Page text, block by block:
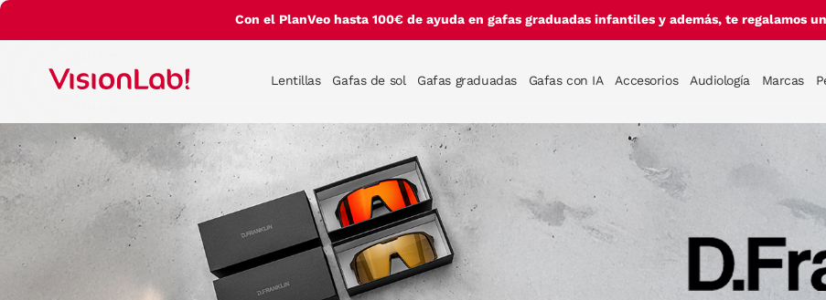
Con el PlanVeo hasta 100€ de ayuda en gafas graduadas infantiles y además, te regalamos
Lentillas Gafas de sol Gafas graduadas Gafas con IA Accesorios Audiología Marcas